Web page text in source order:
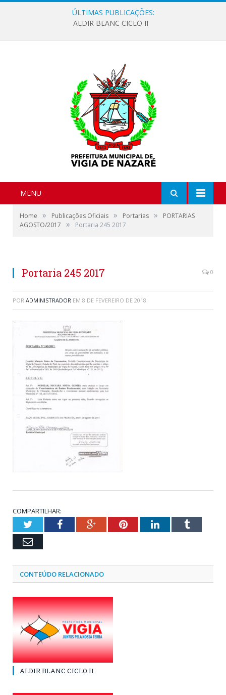
ÚLTIMAS PUBLICAÇÕES:
ALDIR BLANC CICLO II
MENU
Home » Publicações Oficiais » Portarias »
PORTARIAS
AGOSTO/2017
» Portaria 245 2017
Portaria 245 2017 0
POR ADMINISTRADOR EM 8 DE FEVEREIRO DE 2018
COMPARTILHAR:
TwitterFacebookGoogle+PinterestLinkedInTumblr
Email
CONTEÚDO RELACIONADO
ALDIR BLANC CICLO II